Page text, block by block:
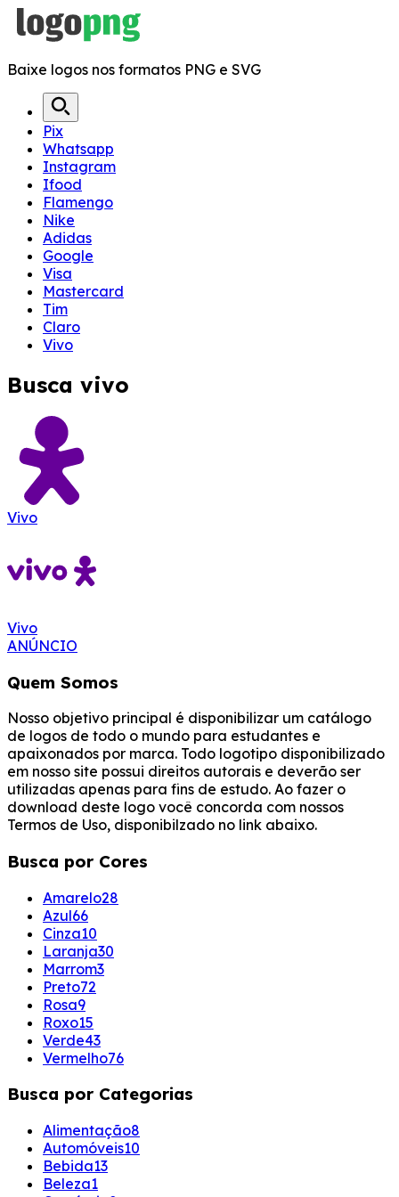
Baixe logos nos formatos PNG e SVG
Pix
Whatsapp
Instagram
Ifood
Flamengo
Nike
Adidas
Google
Visa
Mastercard
Tim
Claro
Vivo
Busca vivo
Vivo
Vivo
ANÚNCIO
Quem Somos
Nosso objetivo principal é disponibilizar um catálogo
de logos de todo o mundo para estudantes e
apaixonados por marca. Todo logotipo disponibilizado
em nosso site possui direitos autorais e deverão ser
utilizadas apenas para fins de estudo. Ao fazer o
download deste logo você concorda com nossos
Termos de Uso, disponibilzado no link abaixo.
Busca por Cores
Amarelo28
Azul66
Cinza10
Laranja30
Marrom3
Preto72
Rosa9
Roxo15
Verde43
Vermelho76
Busca por Categorias
Alimentação8
Automóveis10
Bebida13
Beleza1